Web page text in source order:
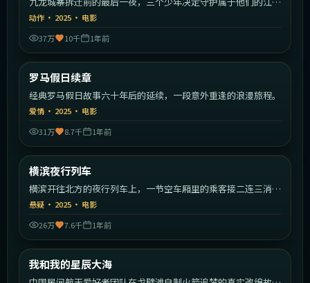
湖。
动作 · 2025 · 电影
37万
10千 1年前
最新
罗马假日续章
经典罗马假日故事六十年后的延续，一段意外重逢的浪漫旅程。
爱情 · 2025 · 电影
31万
8.7千 1年前
最新
横滨夜行列车
横滨开往北方的夜行列车上，一节空车厢里的乘客接二连三消
失。
悬疑 · 2025 · 电影
26万
7.6千 1年前
最新
我和我的星辰大海